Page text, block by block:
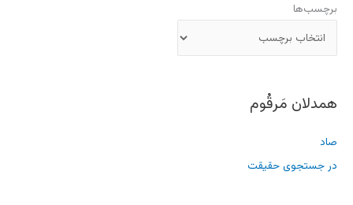
برچسب‌ها
همدلان مَرقُوم
صاد
در جستجوی حقیقت